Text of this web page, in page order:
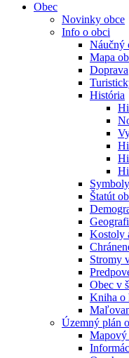
Obec
Novinky obce
Info o obci
Náučný
Mapa
Doprava
História
Štatút
Kostoly
Stromy
Obec v
Kniha o
Územný plán